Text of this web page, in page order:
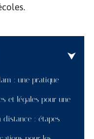
: une pratique
et légales pour une
distance : étapes